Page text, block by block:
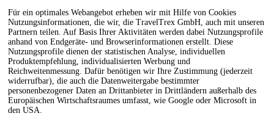
Für ein optimales Webangebot erheben wir mit Hilfe von Cookies
Nutzungsinformationen, die wir, die TravelTrex GmbH, auch mit unseren
Partnern teilen. Auf Basis Ihrer Aktivitäten werden dabei Nutzungsprofile
anhand von Endgeräte- und Browserinformationen erstellt. Diese
Nutzungsprofile dienen der statistischen Analyse, individuellen
Produktempfehlung, individualisierten Werbung und
Reichweitenmessung. Dafür benötigen wir Ihre Zustimmung (jederzeit
widerrufbar), die auch die Datenweitergabe bestimmter
personenbezogener Daten an Drittanbieter in Drittländern außerhalb des
Europäischen Wirtschaftsraumes umfasst, wie Google oder Microsoft in
den USA.